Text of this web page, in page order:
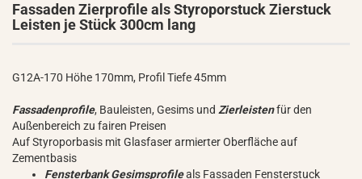
Fassaden Zierprofile als Styroporstuck Zierstuck
Leisten je Stück 300cm lang
G12A-170 Höhe 170mm, Profil Tiefe 45mm
Fassadenprofile, Bauleisten, Gesims und Zierleistenfür den
Außenbereich zu fairen Preisen
Auf Styroporbasis mit Glasfaser armierter Oberfläche auf
Zementbasis
Fensterbank Gesimsprofileals Fassaden Fensterstuck